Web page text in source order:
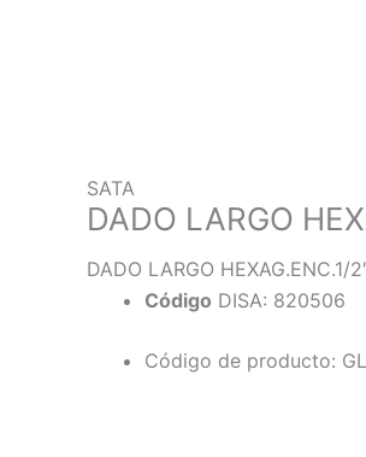
SATA
DADO LARGO
DADO LARGO HEXAG.ENC.1/
Código DISA: 820506
Código de producto: